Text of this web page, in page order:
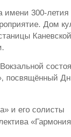
300-летия
Дом
посвящённый
и его солисты